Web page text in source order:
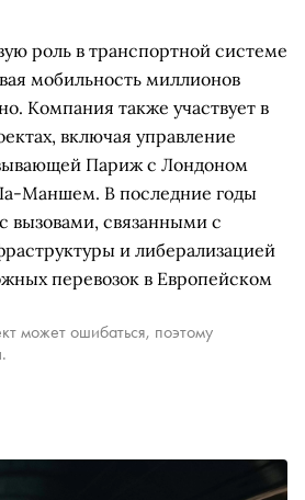
роль в транспортной системе
мобильность миллионов
Компания также участвует в
включая управление
Париж с Лондоном
Маншем. В последние годы
вызовами, связанными с
и либерализацией
перевозок в Европейском
может ошибаться, поэтому